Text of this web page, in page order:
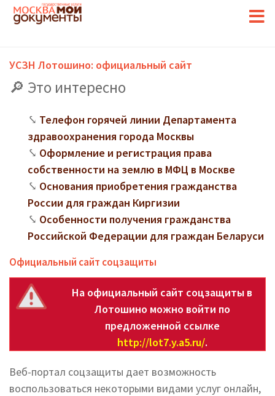
УСЗН Лотошино: официальный сайт
Это интересно
Телефон горячей линии Департамента
здравоохранения города Москвы
Оформление и регистрация права
собственности на землю в МФЦ в Москве
Основания приобретения гражданства
России для граждан Киргизии
Особенности получения гражданства
Российской Федерации для граждан Беларуси
Официальный сайт соцзащиты
На официальный сайт соцзащиты в
Лотошино можно войти по
предложенной ссылке
http://lot7.y.a5.ru/.
Веб-портал соцзащиты дает возможность
воспользоваться некоторыми видами услуг онлайн,